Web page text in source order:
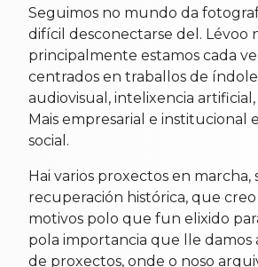
Seguimos no mundo da
difícil desconectarse del. Lévoo
principalmente estamos cada
centrados en traballos de
audiovisual, intelixencia artificial,
Mais empresarial e institucional
social.
Hai varios proxectos en
recuperación histórica, que
motivos polo que fun elixido
pola importancia que lle damos
de proxectos, onde o noso